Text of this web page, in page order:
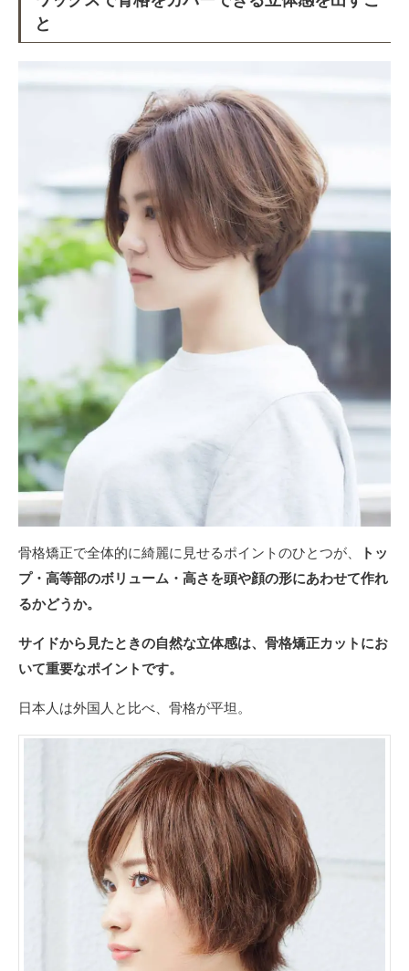
と
骨格矯正で全体的に綺麗に見せるポイントのひとつが、
トッ
プ・高等部のボリューム・高さを頭や顔の形にあわせて作れ
るかどうか。
サイドから見たときの自然な立体感は、骨格矯正カットにお
いて重要なポイントです。
日本人は外国人と比べ、骨格が平坦。